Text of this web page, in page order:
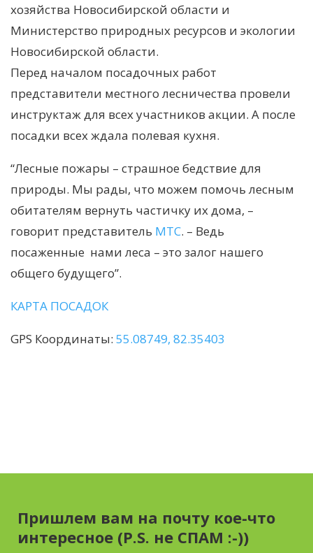
хозяйства Новосибирской области и
Министерство природных ресурсов и экологии
Новосибирской области.
Перед началом посадочных работ
представители местного лесничества провели
инструктаж для всех участников акции. А после
посадки всех ждала полевая кухня.
“Лесные пожары – страшное бедствие для
природы. Мы рады, что можем помочь лесным
обитателям вернуть частичку их дома, –
говорит представитель МТС. – Ведь
посаженные нами леса – это залог нашего
общего будущего”.
КАРТА ПОСАДОК
GPS Координаты: 55.08749, 82.35403
Пришлем вам на почту кое-что
интересное (P.S. не СПАМ :-))